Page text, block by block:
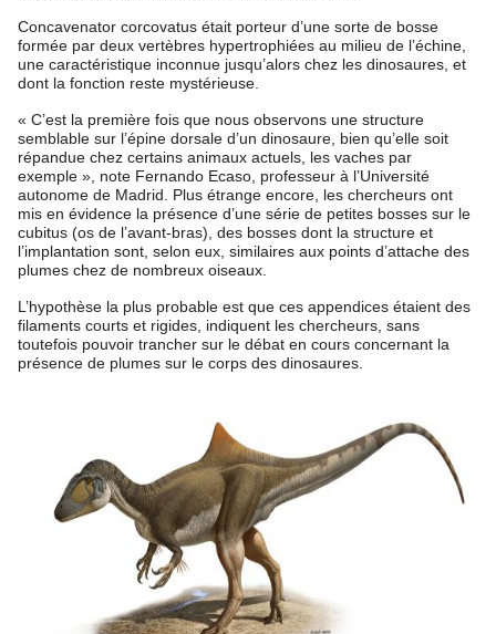
Concavenator corcovatus était porteur d’une sorte de bosse
formée par deux vertèbres hypertrophiées au milieu de l’échine,
une caractéristique inconnue jusqu’alors chez les dinosaures, et
dont la fonction reste mystérieuse.
« C’est la première fois que nous observons une structure
semblable sur l’épine dorsale d’un dinosaure, bien qu’elle soit
répandue chez certains animaux actuels, les vaches par
exemple », note Fernando Ecaso, professeur à l’Université
autonome de Madrid. Plus étrange encore, les chercheurs ont
mis en évidence la présence d’une série de petites bosses sur le
cubitus (os de l’avant-bras), des bosses dont la structure et
l’implantation sont, selon eux, similaires aux points d’attache des
plumes chez de nombreux oiseaux.
L’hypothèse la plus probable est que ces appendices étaient des
filaments courts et rigides, indiquent les chercheurs, sans
toutefois pouvoir trancher sur le débat en cours concernant la
présence de plumes sur le corps des dinosaures.